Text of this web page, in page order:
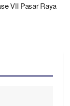
VII Pasar Raya